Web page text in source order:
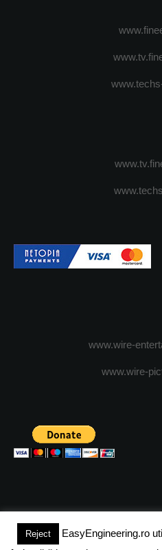
www.wire-
www.wire-
(c) 2024 -
Reject
EasyEngineering.ro